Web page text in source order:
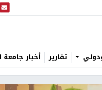
تقارير أخبار جامعة